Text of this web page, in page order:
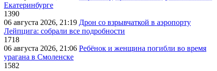
Екатеринбурге
1390
06 августа 2026, 21:19 Дрон со взрывчаткой в аэропорту
Лейпцига: собрали все подробности
1718
06 августа 2026, 21:06 Ребёнок и женщина погибли во время
урагана в Смоленске
1582